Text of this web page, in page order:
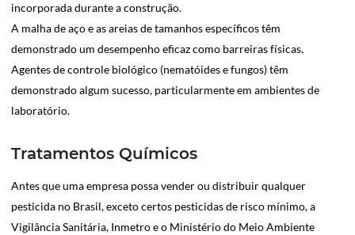
incorporada durante a construção.
A malha de aço e as areias de tamanhos específicos têm
demonstrado um desempenho eficaz como barreiras físicas.
Agentes de controle biológico (nematóides e fungos) têm
demonstrado algum sucesso, particularmente em ambientes de
laboratório.
Tratamentos Químicos
Antes que uma empresa possa vender ou distribuir qualquer
pesticida no Brasil, exceto certos pesticidas de risco mínimo, a
Vigilância Sanitária, Inmetro e o Ministério do Meio Ambiente